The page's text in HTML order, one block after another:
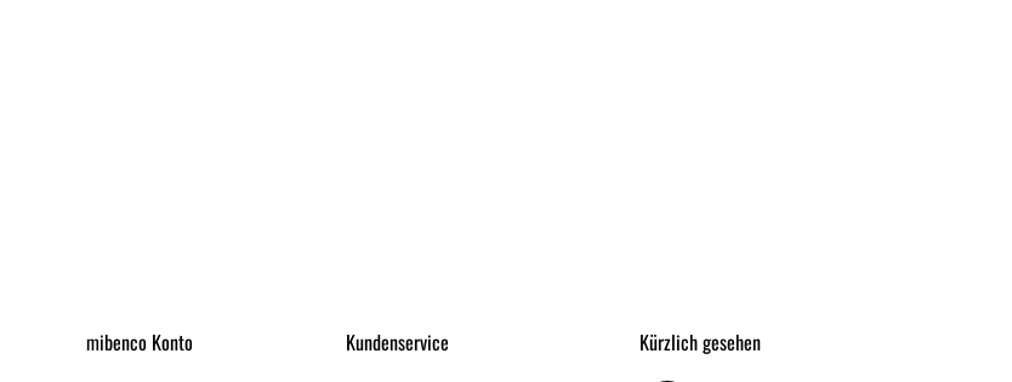
mibenco Konto Kundenservice Kürzlich gesehen